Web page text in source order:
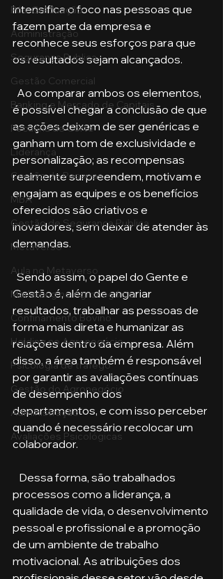
Pós-Graduação
Administração
Segurança Publica
Gestão Comercial
Banking e Mercado de Capitais
Pecuária de Corte
Liderança
Gestão de Pessoas
MBA
Gestão de Segurança Publica
Metaverso
Aula no Metaverso
Marketing no Agronegócio
Confinamento Bovino
Holding no Agronegócio
Psicologia de tráfego
Gestão do Agronegócio
Administração
Avaliações Psicológicas
intensifica o foco nas pessoas que
fazem parte da empresa e
reconhece seus esforços para que
os resultados sejam alcançados.
é possível chegar a conclusão de que
as ações deixam de ser genéricas e
ganham um tom de exclusividade e
personalização; as recompensas
realmente surpreendem, motivam e
engajam as equipes e os benefícios
oferecidos são criativos e
inovadores, sem deixar de atender às
demandas.
  Sendo assim, o papel do Gente e
Gestão é, além de angariar
resultados, trabalhar as pessoas de
forma mais direta e humanizar as
relações dentro da empresa. Além
disso, a área também é responsável
por garantir as avaliações contínuas
de desempenho dos
departamentos, e com isso perceber
quando é necessário recolocar um
colaborador.
processos como a liderança, a
qualidade de vida, o desenvolvimento
pessoal e profissional e a promoção
de um ambiente de trabalho
motivacional. As atribuições dos